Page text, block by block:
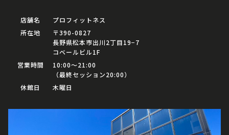
店舗名
プロフィットネス
所在地
〒390-0827
長野県松本市出川2丁目19−7
コベールビル1F
営業時間
10:00〜21:00
（最終セッション20:00）
休館日
木曜日